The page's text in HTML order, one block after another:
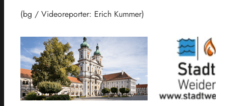
(bg / Videoreporter: Erich Kummer)